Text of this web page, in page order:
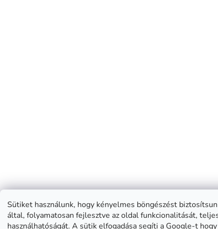
Sütiket használunk, hogy kényelmes böngészést
által, folyamatosan fejlesztve az oldal funkcionalitását,
használhatóságát. A sütik elfogadása segíti a Google-t